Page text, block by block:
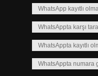
WhatsApp kayıtlı
WhatsAppta karşı
WhatsAppta kayıtlı
WhatsAppta numara